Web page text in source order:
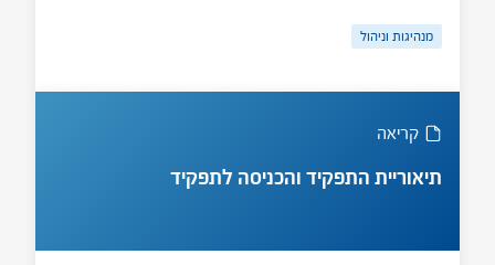
מנהיגות וניהול
קריאה
תיאוריית התפקיד והכניסה לתפקיד